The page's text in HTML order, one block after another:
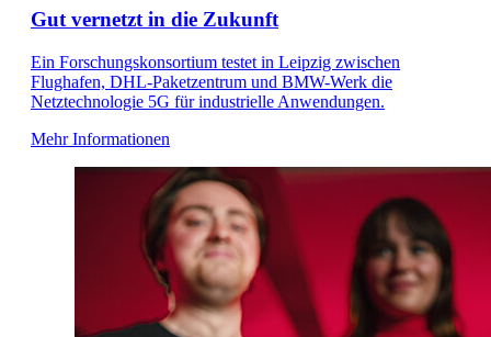
Gut vernetzt in die Zukunft
Ein Forschungskonsortium testet in Leipzig zwischen
Flughafen, DHL-Paketzentrum und BMW-Werk die
Netztechnologie 5G für industrielle Anwendungen.
Mehr Informationen